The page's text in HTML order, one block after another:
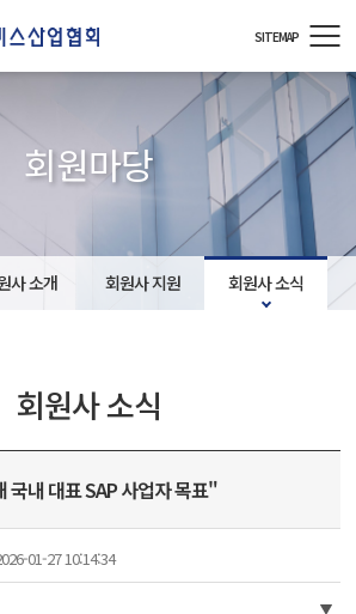
SITEMAP
회원마당
사 소개 회원사 지원 회원사 소식
회원사 소식
국내 대표 SAP 사업자 목표"
01-27 10:14:34